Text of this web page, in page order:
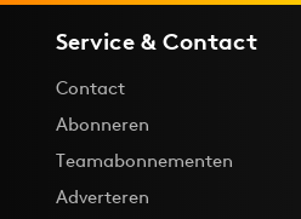
Service & Contact
Contact
Abonneren
Teamabonnementen
Adverteren